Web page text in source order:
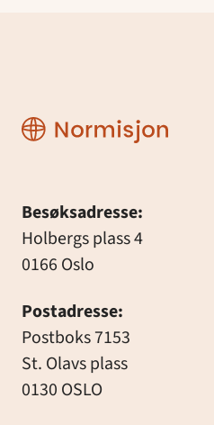
Normisjon
Besøksadresse:
Holbergs plass 4
0166 Oslo
Postadresse:
Postboks 7153
St. Olavs plass
0130 OSLO